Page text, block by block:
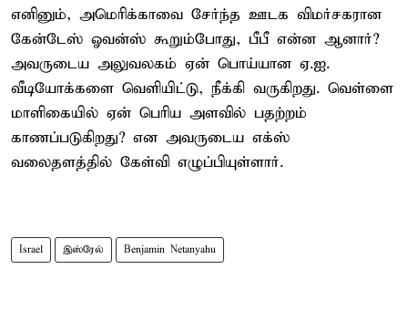
எனினும், அமெரிக்காவை சேர்ந்த ஊடக விமர்சகரான
கேன்டேஸ் ஓவன்ஸ் கூறும்போது, பீபீ என்ன ஆனார்?
அவருடைய அலுவலகம் ஏன் பொய்யான ஏ.ஐ.
வீடியோக்களை வெளியிட்டு, நீக்கி வருகிறது. வெள்ளை
மாளிகையில் ஏன் பெரிய அளவில் பதற்றம்
காணப்படுகிறது? என அவருடைய எக்ஸ்
வலைதளத்தில் கேள்வி எழுப்பியுள்ளார்.
Israel இஸ்ரேல் Benjamin Netanyahu